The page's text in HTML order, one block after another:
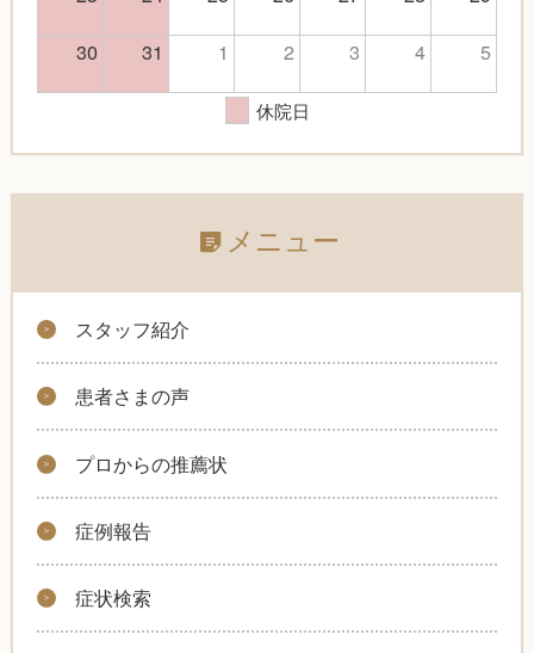
30
31 1 2 3 4 5
休院日
メニュー
スタッフ紹介
患者さまの声
プロからの推薦状
症例報告
症状検索